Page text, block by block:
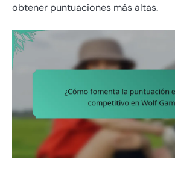
obtener puntuaciones más altas.